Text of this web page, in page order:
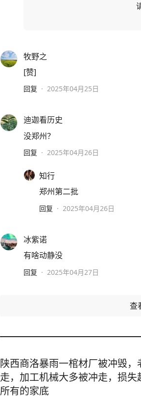
牧野之
[赞]
回复 · 2025年04月25日
迪迦看历史
没郑州？
回复 · 2025年04月26日
知行
郑州第二批
回复 · 2025年04月26日
冰紫诺
有啥动静没
回复 · 2025年04月27日
查
陕西商洛暴雨一棺材厂被冲毁
走，加工机械大多被冲走，损
所有的家底